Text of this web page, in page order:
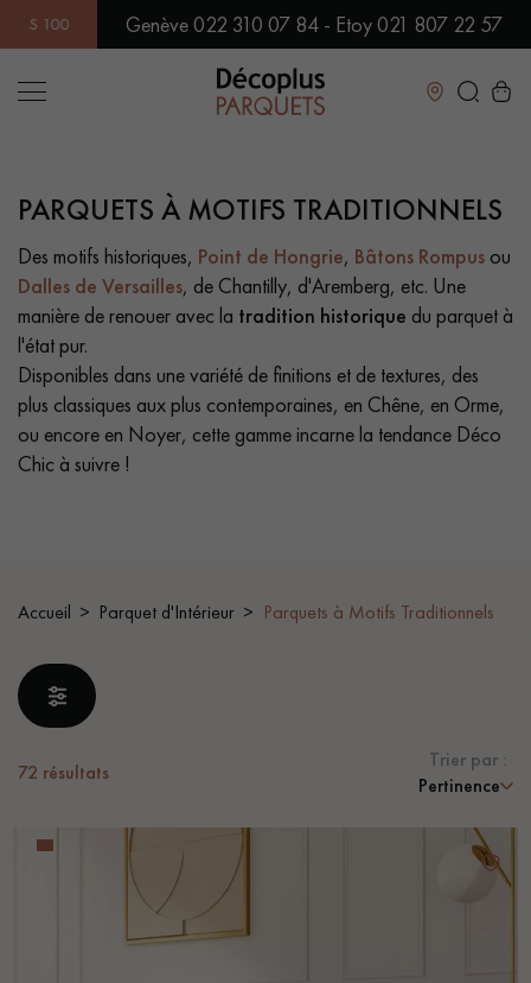
DE 500 MODÈLES EN SHOWROOM | DISPONIBILITÉ
Genève 022 310 07 84 - Etoy 021 807 22 57
Fermer
LES RECHERCHES LES PLUS COURANTES
PARQUET MASSIF
PARQUET CONTRECOLLÉ -
FLOTTANT
SOL PLAQUÉ BOIS VERITABLES
PARQUETS À MOTIFS
TRADITIONNELS
PARQUET EN BOIS EXOTIQUE PARQUET VERNIS
PARQUET LAMES LARGES XXL PARQUET EN CHÊNE
ACCESSOIRES PARQUET
022 310 07 84
PARQUETS À MOTIFS TRADITIONNELS
Des motifs historiques, Point de Hongrie, Bâtons Rompus ou
Dalles de Versailles, de Chantilly, d'Aremberg, etc. Une
manière de renouer avec la tradition historique du parquet à
l'état pur.
Disponibles dans une variété de finitions et de textures, des
plus classiques aux plus contemporaines, en Chêne, en Orme,
ou encore en Noyer, cette gamme incarne la tendance Déco
Chic à suivre !
Accueil Parquet d'Intérieur Parquets à Motifs Traditionnels
72 résultats
Trier par :
Pertinence